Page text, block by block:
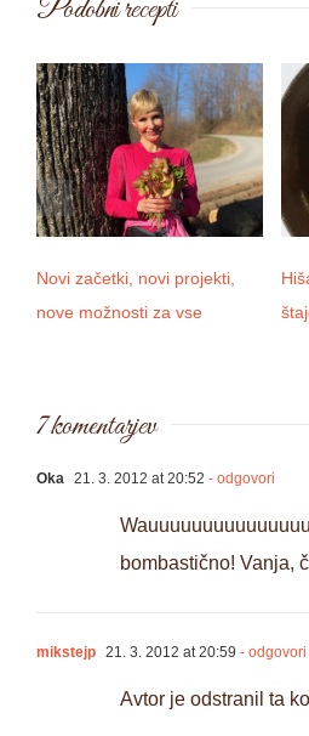
Podobni recepti
Novi začetki, novi projekti,
nove možnosti za vse
7 komentarjev
Oka 21. 3. 2012 at 20:52 - odgovori
bombastično! Vanja,
mikstejp 21. 3. 2012 at 20:59 - odgovori
Avtor je odstranil ta